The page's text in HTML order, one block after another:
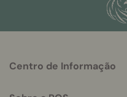
helpful
Centro de Informação